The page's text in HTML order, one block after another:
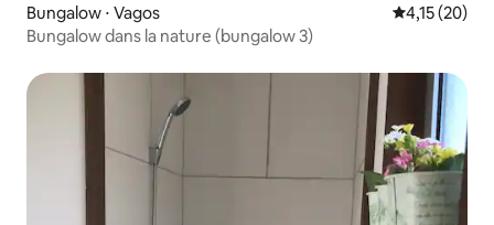
Bungalow ⋅ Vagos Évaluation
4,15 (20)
Bungalow dans la nature (bungalow 3)